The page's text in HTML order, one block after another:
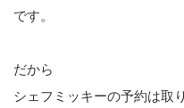
です。
だから
シェフミッキーの予約は取